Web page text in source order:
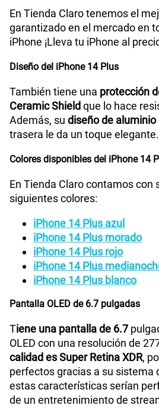
Cámara de fotos Frontal
Capacidad Memoria Interna
GPS
Reconocimiento Facial
la caja
Dimensión
Alto: 160.8 mm -
Carga
Hasta un 50% de carga
Potencia en Watts
En Tienda Claro tenemos el
garantizado en el mercado en
iPhone ¡Lleva tu iPhone al
Diseño del iPhone 14 Plus
También tiene una protección
Ceramic Shieldque lo hace
Además, su diseño de aluminio
trasera le da un toque elegante.
Colores disponibles del iPhone 14
En Tienda Claro contamos con
siguientes colores:
iPhone 14 Plus azul
iPhone 14 Plus morado
iPhone 14 Plus rojo
iPhone 14 Plus
iPhone 14 Plus blanco
Pantalla OLED de 6.7 pulgadas
Tiene una pantalla de 6.7
OLED con una resolución de
calidad es Super Retina XDR,
perfectos gracias a su sistema
estas características serían
de un entretenimiento de